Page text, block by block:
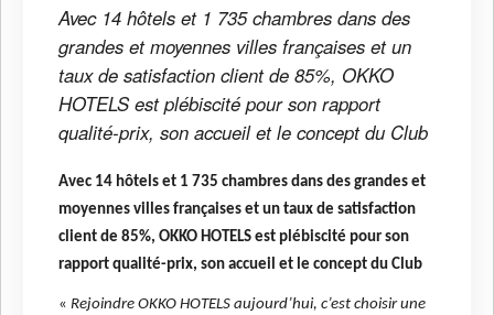
Avec 14 hôtels et 1 735 chambres dans des
grandes et moyennes villes françaises et un
taux de satisfaction client de 85%, OKKO
HOTELS est plébiscité pour son rapport
qualité-prix, son accueil et le concept du Club
Avec 14 hôtels et 1 735 chambres dans des grandes et
moyennes villes françaises et un taux de satisfaction
client de 85%, OKKO HOTELS est plébiscité pour son
rapport qualité-prix, son accueil et le concept du Club
« Rejoindre OKKO HOTELS aujourd’hui, c’est choisir une